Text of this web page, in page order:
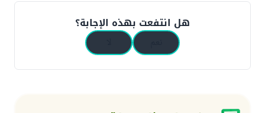
هل انتفعت بهذه الإجابة؟